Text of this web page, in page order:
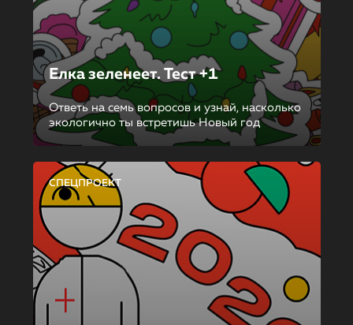
Елка зеленеет. Тест +1
Ответь на семь вопросов и узнай, насколько
экологично ты встретишь Новый год
СПЕЦПРОЕКТ